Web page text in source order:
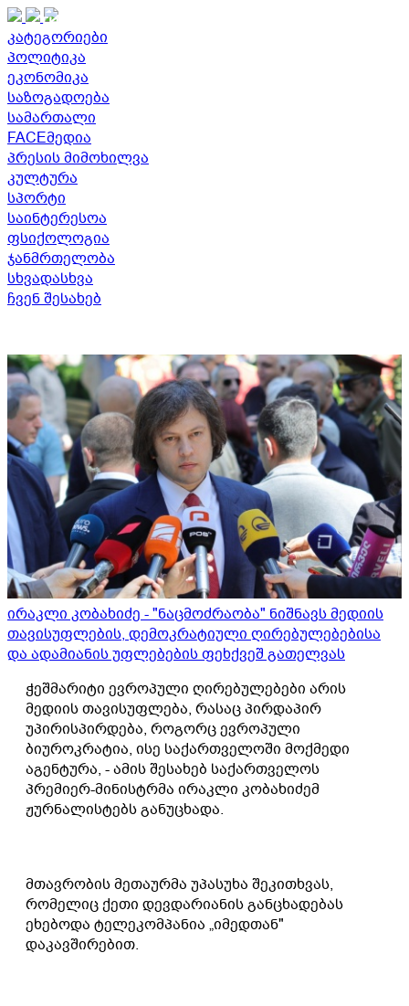
THE GEORGIAN TIMES
კატეგორიები
პოლიტიკა
ეკონომიკა
საზოგადოება
სამართალი
FACEმედია
პრესის მიმოხილვა
კულტურა
სპორტი
საინტერესოა
ფსიქოლოგია
ჯანმრთელობა
სხვადასხვა
ჩვენ შესახებ
ირაკლი კობახიძე - "ნაცმოძრაობა" ნიშნავს მედიის
თავისუფლების, დემოკრატიული ღირებულებებისა
და ადამიანის უფლებების ფეხქვეშ გათელვას
ჭეშმარიტი ევროპული ღირებულებები არის
მედიის თავისუფლება, რასაც პირდაპირ
უპირისპირდება, როგორც ევროპული
ბიუროკრატია, ისე საქართველოში მოქმედი
აგენტურა, - ამის შესახებ საქართველოს
პრემიერ-მინისტრმა ირაკლი კობახიძემ
ჟურნალისტებს განუცხადა.
მთავრობის მეთაურმა უპასუხა შეკითხვას,
რომელიც ქეთი დევდარიანის განცხადებას
ეხებოდა ტელეკომპანია „იმედთან"
დაკავშირებით.